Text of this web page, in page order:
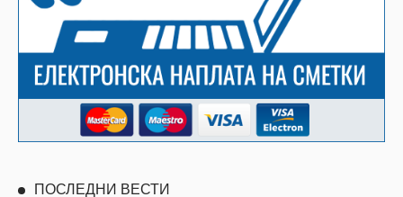
ПОСЛЕДНИ ВЕСТИ